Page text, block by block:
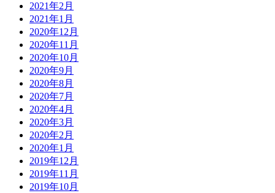
2021年2月
2021年1月
2020年12月
2020年11月
2020年10月
2020年9月
2020年8月
2020年7月
2020年4月
2020年3月
2020年2月
2020年1月
2019年12月
2019年11月
2019年10月